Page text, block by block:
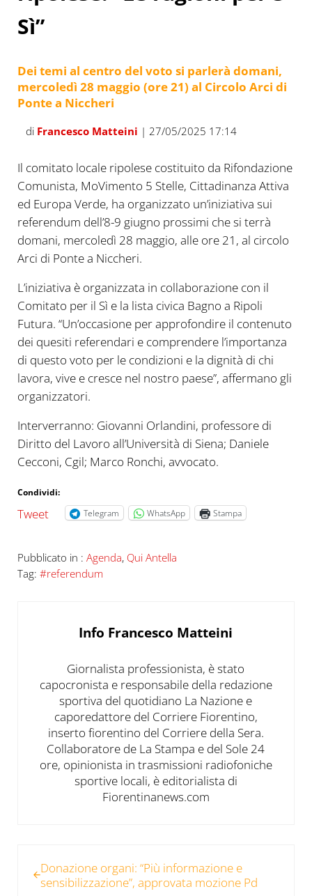
Sì”
Dei temi al centro del voto si parlerà domani,
mercoledì 28 maggio (ore 21) al Circolo Arci di
Ponte a Niccheri
di Francesco Matteini | 27/05/2025 17:14
Il comitato locale ripolese costituito da Rifondazione
Comunista, MoVimento 5 Stelle, Cittadinanza Attiva
ed Europa Verde, ha organizzato un’iniziativa sui
referendum dell’8-9 giugno prossimi che si terrà
domani, mercoledì 28 maggio, alle ore 21, al circolo
Arci di Ponte a Niccheri.
L’iniziativa è organizzata in collaborazione con il
Comitato per il Sì e la lista civica Bagno a Ripoli
Futura. “Un’occasione per approfondire il contenuto
dei quesiti referendari e comprendere l’importanza
di questo voto per le condizioni e la dignità di chi
lavora, vive e cresce nel nostro paese”, affermano gli
organizzatori.
Interverranno: Giovanni Orlandini, professore di
Diritto del Lavoro all’Università di Siena; Daniele
Cecconi, Cgil; Marco Ronchi, avvocato.
Condividi:
Tweet Telegram WhatsApp Stampa
Pubblicato in : Agenda, Qui Antella
Tag: #referendum
Info Francesco Matteini
Giornalista professionista, è stato
capocronista e responsabile della redazione
sportiva del quotidiano La Nazione e
caporedattore del Corriere Fiorentino,
inserto fiorentino del Corriere della Sera.
Collaboratore de La Stampa e del Sole 24
ore, opinionista in trasmissioni radiofoniche
sportive locali, è editorialista di
Fiorentinanews.com
Donazione organi: “Più informazione e
sensibilizzazione”, approvata mozione Pd